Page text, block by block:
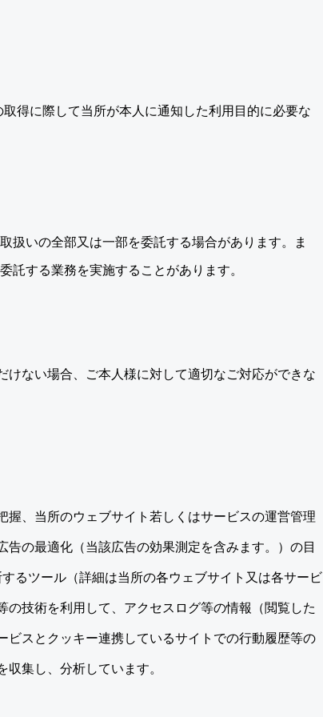
得に際して当所が本人に通知した利用目的に必要な
扱いの全部又は一部を委託する場合があります。ま
託する業務を実施することがあります。
ない場合、ご本人様に対して適切なご対応ができな
、当所のウェブサイト若しくはサービスの運営管理
の最適化（当該広告の効果測定を含みます。）の目
るツール（詳細は当所の各ウェブサイト又は各サービ
技術を利用して、アクセスログ等の情報（閲覧した
スとクッキー連携しているサイトでの行動履歴等の
集し、分析しています。